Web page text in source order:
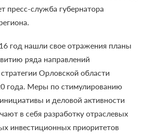
пресс-служба губернатора
год нашли свое отражения планы
ряда направлений
Орловской области
года. Меры по стимулированию
и деловой активности
в себя разработку отраслевых
инвестиционных приоритетов